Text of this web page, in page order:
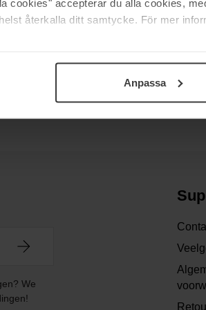
cookies" accepterar du alla cookies,
återkalla ditt samtycke. För mer
Anpassa
We